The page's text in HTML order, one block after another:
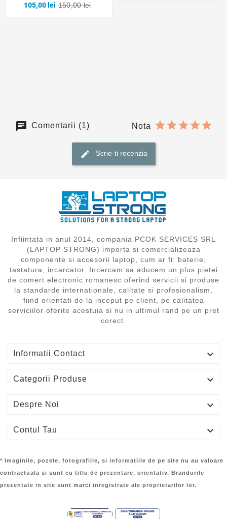
105,00 lei 150,00 lei
Comentarii (1) Nota
Scrie-ti recenzia
Infiintata in anul 2014, compania PCOK SERVICES SRL
(LAPTOP STRONG) importa si comercializeaza
componente si accesorii laptop, cum ar fi: baterie,
tastatura, incarcator. Incercam sa aducem un plus pietei
de comert electronic romanesc oferind servicii si produse
la standarde internationale, calitate si profesionalism,
fiind orientati de la inceput pe client, pe calitatea
serviciilor oferite acestuia si nu in ultimul rand pe un pret
corect.
Informatii Contact 
Categorii Produse 
Despre Noi 
Contul Tau 
* Imaginile, pozele, fotografiile, si informatiile de pe site nu au valoare
contractuala si sunt cu titlu de prezentare, orientativ. Brandurile
prezentate in site sunt marci inregistrate ale proprietarilor lor.